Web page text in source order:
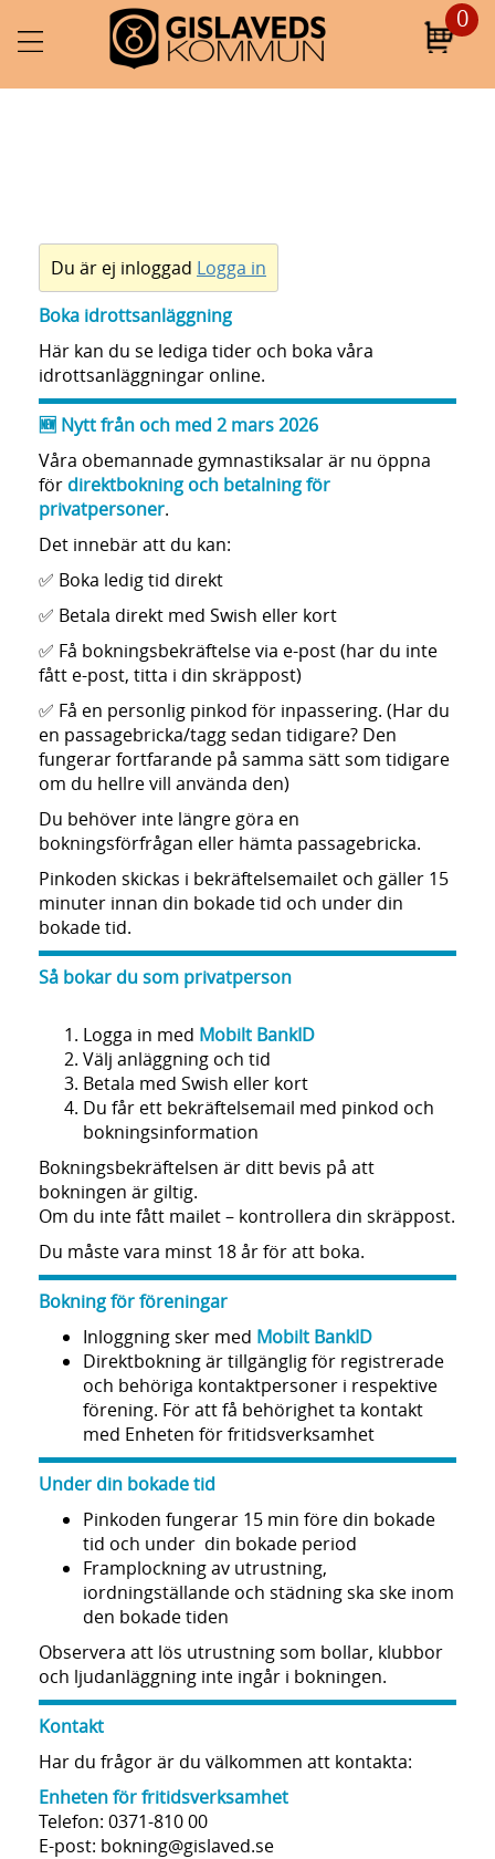
huvudinnehållet
0
Du är ej inloggad Logga in
Boka idrottsanläggning
Här kan du se lediga tider och boka våra
idrottsanläggningar online.
🆕 Nytt från och med 2 mars 2026
Våra obemannade gymnastiksalar är nu öppna
för direktbokning och betalning för
privatpersoner.
Det innebär att du kan:
✅ Boka ledig tid direkt
✅ Betala direkt med Swish eller kort
✅ Få bokningsbekräftelse via e-post (har du inte
fått e-post, titta i din skräppost)
✅ Få en personlig pinkod för inpassering. (Har du
en passagebricka/tagg sedan tidigare? Den
fungerar fortfarande på samma sätt som tidigare
om du hellre vill använda den)
Du behöver inte längre göra en
bokningsförfrågan eller hämta passagebricka.
Pinkoden skickas i bekräftelsemailet och gäller 15
minuter innan din bokade tid och under din
bokade tid.
Så bokar du som privatperson
Logga in med Mobilt BankID
Välj anläggning och tid
Betala med Swish eller kort
Du får ett bekräftelsemail med pinkod och
bokningsinformation
Bokningsbekräftelsen är ditt bevis på att
bokningen är giltig.
Om du inte fått mailet – kontrollera din skräppost.
Du måste vara minst 18 år för att boka.
Bokning för föreningar
Inloggning sker med Mobilt BankID
Direktbokning är tillgänglig för registrerade
och behöriga kontaktpersoner i respektive
förening. För att få behörighet ta kontakt
med Enheten för fritidsverksamhet
Under din bokade tid
Pinkoden fungerar 15 min före din bokade
tid och under din bokade period
Framplockning av utrustning,
iordningställande och städning ska ske inom
den bokade tiden
Observera att lös utrustning som bollar, klubbor
och ljudanläggning inte ingår i bokningen.
Kontakt
Har du frågor är du välkommen att kontakta:
Enheten för fritidsverksamhet
Telefon: 0371-810 00
E-post: bokning@gislaved.se